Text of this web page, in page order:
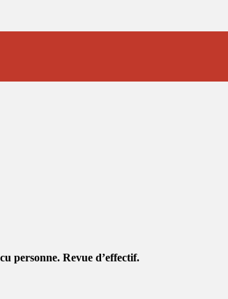
personne. Revue d’effectif.